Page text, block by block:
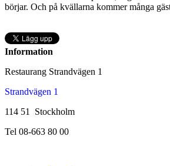
börjar. Och på kvällarna kommer många
Information
Restaurang Strandvägen 1
Strandvägen 1
114 51 Stockholm
Tel 08-663 80 00